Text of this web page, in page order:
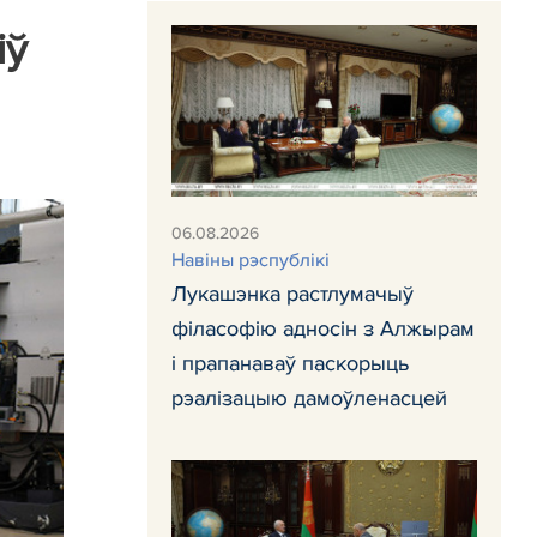
06.08.2026
Навіны рэспублікі
Лукашэнка растлумачыў
філасофію адносін з Алжырам
і прапанаваў паскорыць
рэалізацыю дамоўленасцей